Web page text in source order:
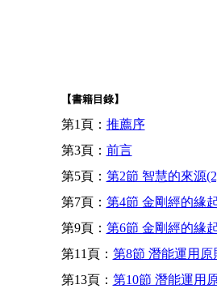
【書籍目錄】
第1頁： 推薦序
第3頁： 前言
第5頁： 第2節 智慧的來源
第7頁： 第4節 金剛經的緣
第9頁： 第6節 金剛經的緣
第11頁： 第8節 潛能運用原
第13頁： 第10節 潛能運用